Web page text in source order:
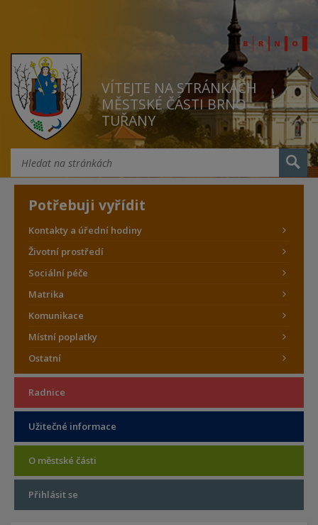
VÍTEJTE NA STRÁNKÁCH
MĚSTSKÉ ČÁSTI BRNO
TUŘANY
Potřebuji vyřídit
Kontakty a úřední hodiny
Životní prostředí
Sociální péče
Matrika
Komunikace
Místní poplatky
Ostatní
Radnice
Užitečné informace
O městské části
Přihlásit se